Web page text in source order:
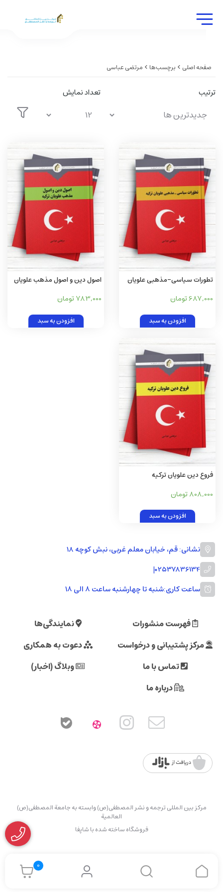
0
صفحه اصلی برچسب‌ها مرتضی عباسی
ترتیب تعداد نمایش
تطورات سیاسی-مذهبی علویان
ترکیه
687,000 تومان
افزودن به سبد
اصول دين و اصول مذهب علويان
ترکيه
783,000 تومان
افزودن به سبد
فروع دین علویان ترکیه
808,000 تومان
افزودن به سبد
نشانی: قم، خیابان معلم غربی، نبش کوچه 18
02537836134
|
ساعت کاری:شنبه تا چهارشنبه ساعت ۸ الی ۱۸
فهرست منشورات
نمایندگی‌ها
مرکز پشتیبانی و درخواست
دعوت به همکاری
تماس با ما
وبلاگ (اخبار)
درباره ما
مرکز بین المللی ترجمه و نشر المصطفی(ص) وابسته به جامعة المصطفی(ص)
العالمیة
فروشگاه ساخته شده با شاپفا